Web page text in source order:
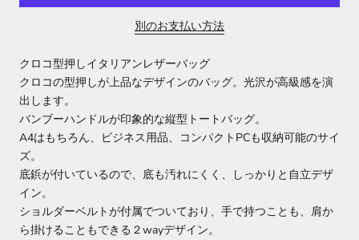
別のお支払い方法
クロコ型押しイタリアンレザーバッグ
クロコの型押しが上品なデザインのバッグ。光沢が高級感を演
出します。
バンブーハンドルが印象的な縦型トートバッグ。
A4はもちろん、ビジネス用品、コンパクトPCも収納可能のサイ
ズ。
底鋲が付いているので、底も汚れにくく、しっかりと自立デザ
イン。
ショルダーベルトが付属でついており、手で持つことも、肩か
ら掛けることもできる２wayデザイン。